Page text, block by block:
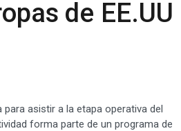
de EE.UU
asistir a la etapa operativa del
forma parte de un programa de